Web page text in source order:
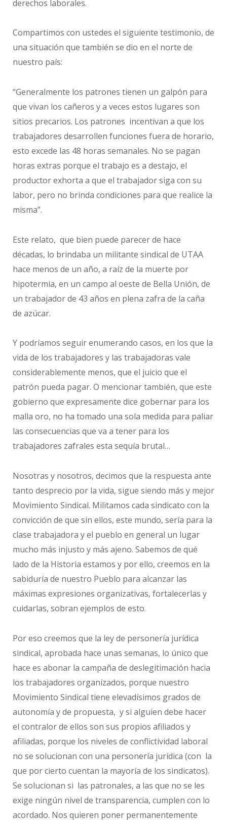
derechos laborales.
Compartimos con ustedes el siguiente testimonio, de
una situación que también se dio en el norte de
nuestro país:
“Generalmente los patrones tienen un galpón para
que vivan los cañeros y a veces estos lugares son
sitios precarios. Los patrones incentivan a que los
trabajadores desarrollen funciones fuera de horario,
esto excede las 48 horas semanales. No se pagan
horas extras porque el trabajo es a destajo, el
productor exhorta a que el trabajador siga con su
labor, pero no brinda condiciones para que realice la
misma”.
Este relato, que bien puede parecer de hace
décadas, lo brindaba un militante sindical de UTAA
hace menos de un año, a raíz de la muerte por
hipotermia, en un campo al oeste de Bella Unión, de
un trabajador de 43 años en plena zafra de la caña
de azúcar.
Y podríamos seguir enumerando casos, en los que la
vida de los trabajadores y las trabajadoras vale
considerablemente menos, que el juicio que el
patrón pueda pagar. O mencionar también, que este
gobierno que expresamente dice gobernar para los
malla oro, no ha tomado una sola medida para paliar
las consecuencias que va a tener para los
trabajadores zafrales esta sequía brutal…
Nosotras y nosotros, decimos que la respuesta ante
tanto desprecio por la vida, sigue siendo más y mejor
Movimiento Sindical. Militamos cada sindicato con la
convicción de que sin ellos, este mundo, sería para la
clase trabajadora y el pueblo en general un lugar
mucho más injusto y más ajeno. Sabemos de qué
lado de la Historia estamos y por ello, creemos en la
sabiduría de nuestro Pueblo para alcanzar las
máximas expresiones organizativas, fortalecerlas y
cuidarlas, sobran ejemplos de esto.
Por eso creemos que la ley de personería jurídica
sindical, aprobada hace unas semanas, lo único que
hace es abonar la campaña de deslegitimación hacia
los trabajadores organizados, porque nuestro
Movimiento Sindical tiene elevadísimos grados de
autonomía y de propuesta, y si alguien debe hacer
el contralor de ellos son sus propios afiliados y
afiliadas, porque los niveles de conflictividad laboral
no se solucionan con una personería jurídica (con la
que por cierto cuentan la mayoría de los sindicatos).
Se solucionan si las patronales, a las que no se les
exige ningún nivel de transparencia, cumplen con lo
acordado. Nos quieren poner permanentemente